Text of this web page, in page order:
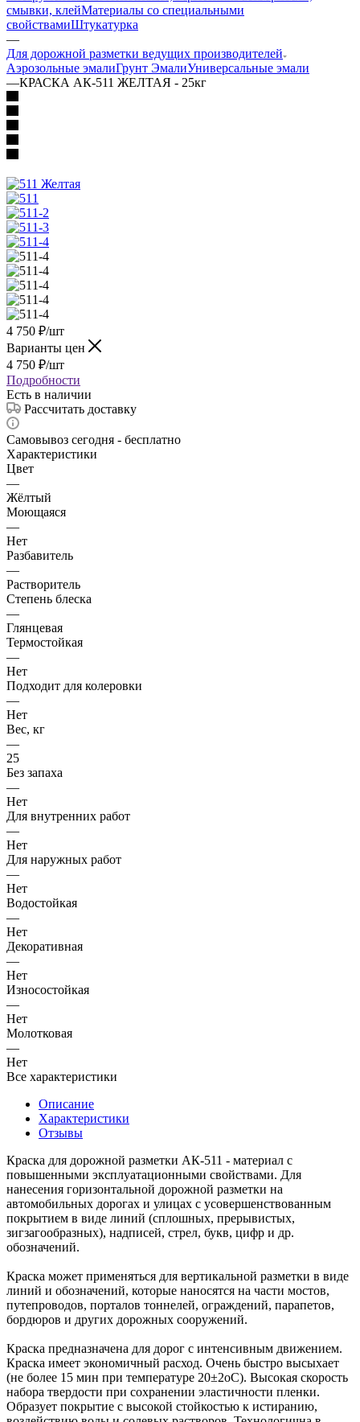
смывки, клейМатериалы со специальными
свойствамиШтукатурка
—
Для дорожной разметки ведущих производителей
Аэрозольные эмалиГрунт ЭмалиУниверсальные эмали
—КРАСКА АК-511 ЖЕЛТАЯ - 25кг
4 750 ₽/шт
Варианты цен
4 750 ₽/шт
Подробности
Есть в наличии
Рассчитать доставку
Самовывоз сегодня - бесплатно
Характеристики
Цвет
—
Жёлтый
Моющаяся
—
Нет
Разбавитель
—
Растворитель
Степень блеска
—
Глянцевая
Термостойкая
—
Нет
Подходит для колеровки
—
Нет
Вес, кг
—
25
Без запаха
—
Нет
Для внутренних работ
—
Нет
Для наружных работ
—
Нет
Водостойкая
—
Нет
Декоративная
—
Нет
Износостойкая
—
Нет
Молотковая
—
Нет
Все характеристики
Описание
Характеристики
Отзывы
Краска для дорожной разметки АК-511 - материал с
повышенными эксплуатационными свойствами. Для
нанесения горизонтальной дорожной разметки на
автомобильных дорогах и улицах с усовершенствованным
покрытием в виде линий (сплошных, прерывистых,
зигзагообразных), надписей, стрел, букв, цифр и др.
обозначений.
Краска может применяться для вертикальной разметки в виде
линий и обозначений, которые наносятся на части мостов,
путепроводов, порталов тоннелей, ограждений, парапетов,
бордюров и других дорожных сооружений.
Краска предназначена для дорог с интенсивным движением.
Краска имеет экономичный расход. Очень быстро высыхает
(не более 15 мин при температуре 20±2оС). Высокая скорость
набора твердости при сохранении эластичности пленки.
Образует покрытие с высокой стойкостью к истиранию,